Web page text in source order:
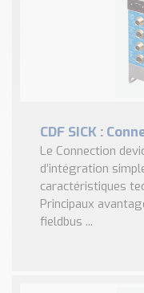
CDF SICK :
Le Connection
d’intégration
caractéristiques
Principaux
fieldbus ...